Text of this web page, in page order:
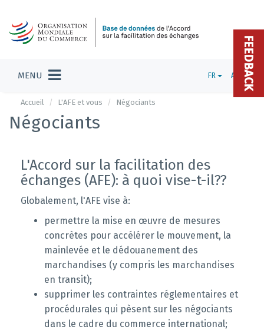
MENU FR ADMIN
Accueil L'AFE et vous Négociants
Négociants
L'Accord sur la facilitation des
échanges (AFE): à quoi vise-t-il??
Globalement, l'AFE vise à:
permettre la mise en œuvre de mesures
concrètes pour accélérer le mouvement, la
mainlevée et le dédouanement des
marchandises (y compris les marchandises
en transit);
supprimer les contraintes réglementaires et
procédurales qui pèsent sur les négociants
dans le cadre du commerce international;
FEEDBACK